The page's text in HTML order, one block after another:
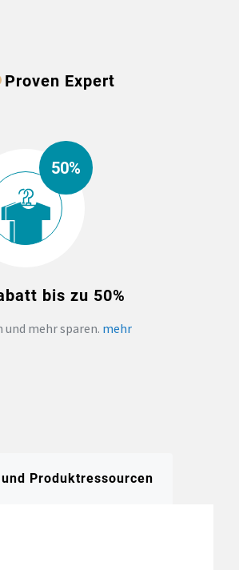
Proven Expert
50%
bis zu 50%
mehr sparen. mehr
Produktressourcen